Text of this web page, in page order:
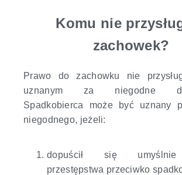
Komu nie
zachowek?
Prawo do zachowku nie
uznanym za niegodne
Spadkobierca może być uznany
niegodnego, jeżeli:
dopuścił się umyślnie
przestępstwa przeciwko